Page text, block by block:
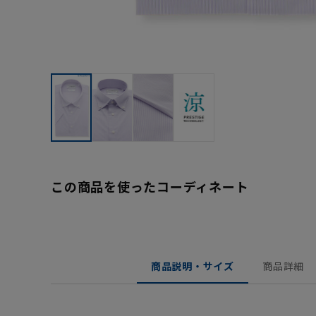
この商品を使ったコーディネート
商品説明・サイズ 商品詳細